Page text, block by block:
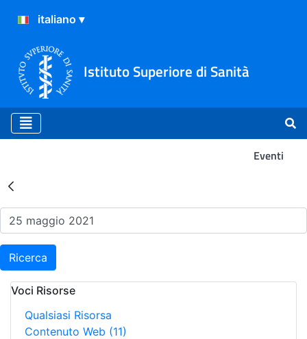
Istituto Superiore di Sanità
Eventi
Risultati della Ricerca -
Ricerca
Voci Risorse
Qualsiasi Risorsa
Contenuto Web (11)